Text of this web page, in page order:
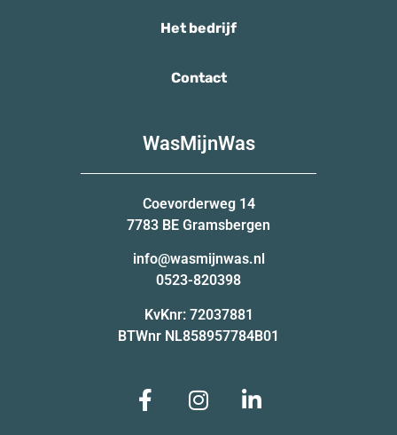
Het bedrijf
Contact
WasMijnWas
Coevorderweg 14
7783 BE Gramsbergen
info@wasmijnwas.nl
0523-820398
KvKnr: 72037881
BTWnr NL858957784B01